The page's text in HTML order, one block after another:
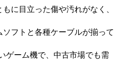
に目立った傷や汚れがなく、
フトと各種ケーブルが揃って
ゲーム機で、中古市場でも需